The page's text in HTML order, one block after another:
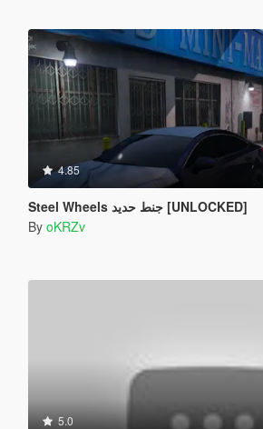
4.85
Steel Wheels جنط حديد [UNLOCKED]
By oKRZv
5.0